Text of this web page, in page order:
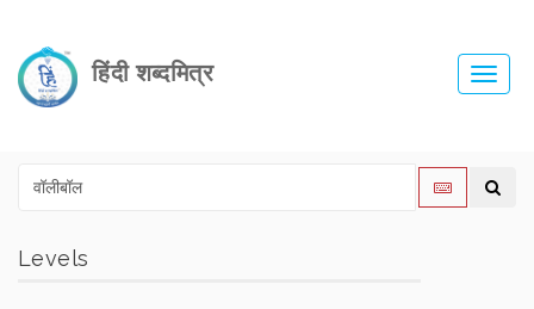
हिंदी शब्दमित्र
Levels